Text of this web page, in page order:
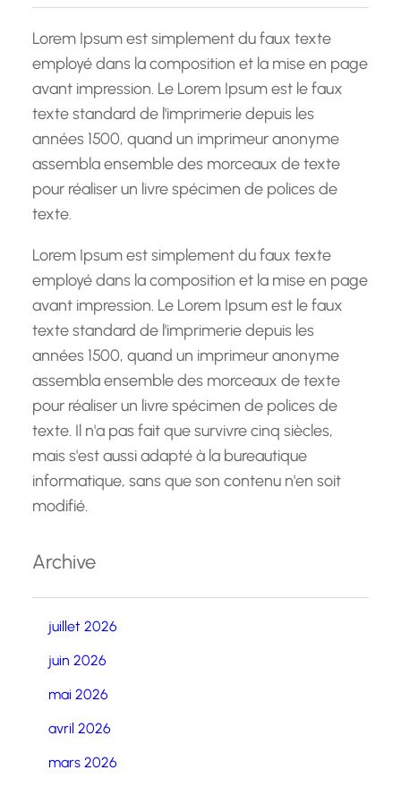
c
hLorem Ipsum est simplement du faux texte
employé dans la composition et la mise en page
avant impression. Le Lorem Ipsum est le faux
texte standard de l'imprimerie depuis les
années 1500, quand un imprimeur anonyme
assembla ensemble des morceaux de texte
pour réaliser un livre spécimen de polices de
texte.
Lorem Ipsum est simplement du faux texte
employé dans la composition et la mise en page
avant impression. Le Lorem Ipsum est le faux
texte standard de l'imprimerie depuis les
années 1500, quand un imprimeur anonyme
assembla ensemble des morceaux de texte
pour réaliser un livre spécimen de polices de
texte. Il n'a pas fait que survivre cinq siècles,
mais s'est aussi adapté à la bureautique
informatique, sans que son contenu n'en soit
modifié.
Archive
juillet 2026
juin 2026
mai 2026
avril 2026
mars 2026